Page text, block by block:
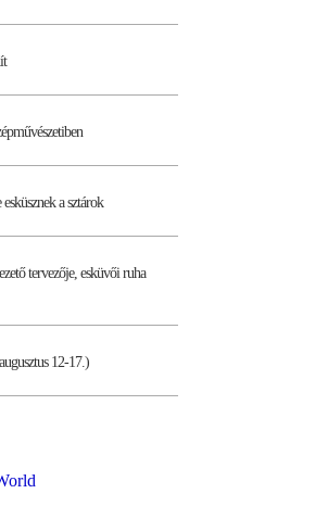
a sztárok
tervezője, esküvői ruha
12-17.)